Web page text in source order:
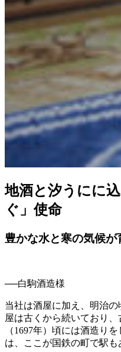
地酒と汐うにに
ぐ」使命
豊かな水と寒の気候
──白駒酒造様
当社は酒屋に加え、明治
屋は古くから続いており
（1697年）頃には酒造り
は、ここが国鉄の町で駅も